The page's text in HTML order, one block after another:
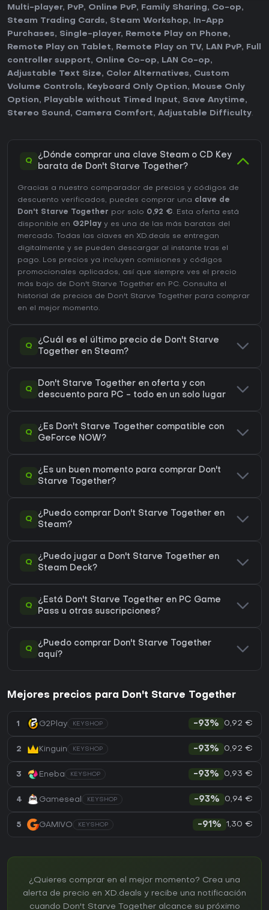
Multi-player, PvP, Online PvP, Family Sharing, Co-op,
Steam Trading Cards, Steam Workshop,
In-App
Purchases, Single-player, Remote Play on Phone,
Remote Play on Tablet, Remote Play on TV, LAN PvP,
Full
controller support, Online Co-op, LAN Co-op,
Adjustable Text Size, Color Alternatives, Custom
Volume Controls, Keyboard Only Option,
Mouse Only
Option, Playable without Timed Input, Save Anytime,
Stereo Sound , Camera Comfort, Adjustable Difficulty.
Q
¿Dónde comprar una clave Steam o CD Key
barata de Don't Starve Together?
Gracias a nuestro comparador de precios y códigos de
descuento verificados, puedes comprar una clave de
Don't Starve Together por solo 0,92 €. Esta oferta está
disponible en G2Play y es una de las más baratas del
mercado. Todas las claves en XD.deals se entregan
digitalmente y se pueden descargar al instante tras el
pago. Los precios ya incluyen comisiones y códigos
promocionales aplicados, así que siempre ves el precio
más bajo de Don't Starve Together en PC. Consulta el
historial de precios de Don't Starve Together para comprar
en el mejor momento.
Q
¿Cuál es el último precio de Don't Starve
Together en Steam?
Q
Don't Starve Together en oferta y con
descuento para PC - todo en un solo lugar
Q
¿Es Don't Starve Together compatible con
GeForce NOW?
Q
¿Es un buen momento para comprar Don't
Starve Together?
Q
¿Puedo comprar Don't Starve Together en
Steam?
Q
¿Puedo jugar a Don't Starve Together en
Steam Deck?
Q
¿Está Don't Starve Together en PC Game
Pass u otras suscripciones?
Q
¿Puedo comprar Don't Starve Together
aquí?
Mejores precios para Don't Starve Together
1 G2Play KEYSHOP -93% 0,92 €
2 Kinguin KEYSHOP -93% 0,92 €
3 Eneba KEYSHOP -93% 0,93 €
4 Gameseal KEYSHOP -93% 0,94 €
5 GAMIVO KEYSHOP -91% 1,30 €
¿Quieres comprar en el mejor momento? Crea una
alerta de precio en XD.deals y recibe una notificación
cuando Don't Starve Together alcance su próximo